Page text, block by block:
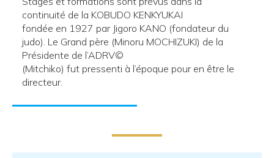
continuité de la KOBUDO KENKYUKAI
fondée en 1927 par Jigoro KANO (fondateur du
judo). Le Grand père (Minoru MOCHIZUKI) de la
Présidente de l’ADRV©️
(Mitchiko) fut pressenti à l’époque pour en être le
directeur.